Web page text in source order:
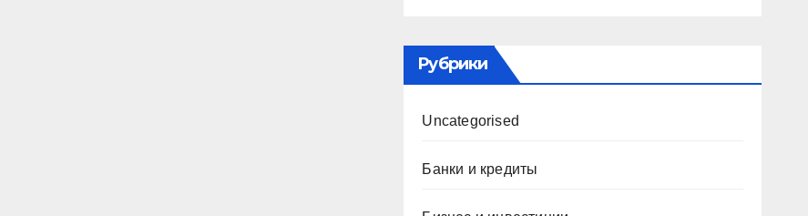
Рубрики
Uncategorised
Банки и кредиты